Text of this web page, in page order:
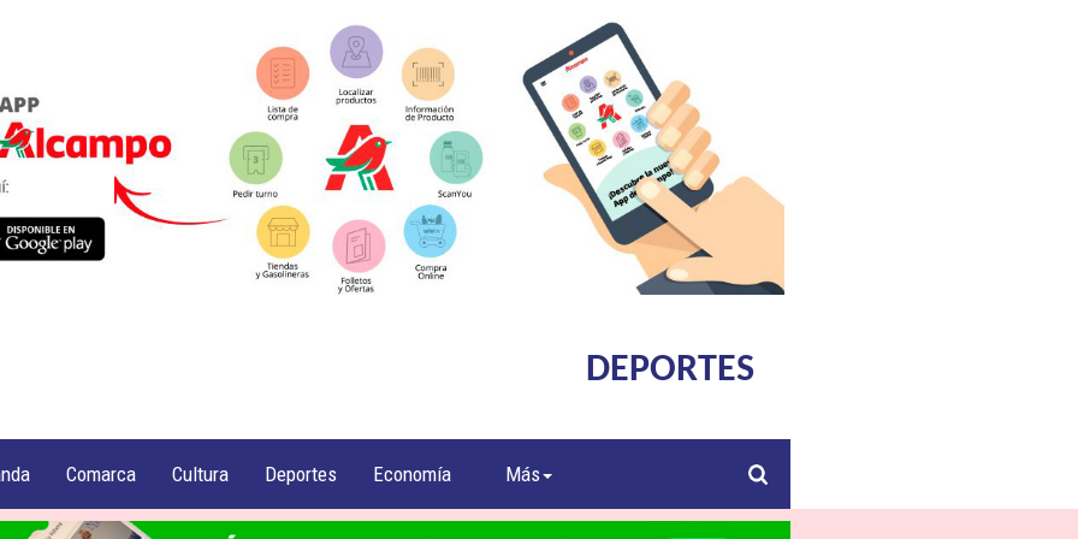
DEPORTES
Comarca Cultura Deportes Economía Más